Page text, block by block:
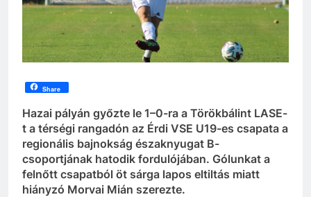
Share
Hazai pályán győzte le 1–0-ra a Törökbálint LASE-
t a térségi rangadón az Érdi VSE U19-es csapata a
regionális bajnokság északnyugat B-
csoportjának hatodik fordulójában. Gólunkat a
felnőtt csapatból öt sárga lapos eltiltás miatt
hiányzó Morvai Mián szerezte.